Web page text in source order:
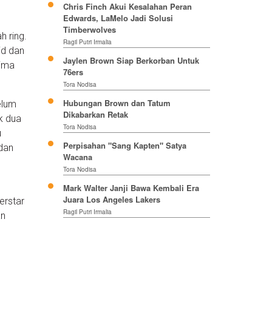
ring.
dan
dua
Chris Finch Akui Kesalahan Peran
Edwards, LaMelo Jadi Solusi
Timberwolves
Ragil Putri Irmalia
Jaylen Brown Siap Berkorban Untuk
76ers
Tora Nodisa
Hubungan Brown dan Tatum
Dikabarkan Retak
Tora Nodisa
Perpisahan "Sang Kapten" Satya
Wacana
Tora Nodisa
Mark Walter Janji Bawa Kembali Era
Juara Los Angeles Lakers
Ragil Putri Irmalia